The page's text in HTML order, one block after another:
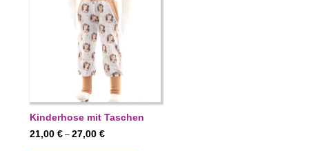
Kinderhose mit Taschen
21,00 € – 27,00 €Preisspanne: